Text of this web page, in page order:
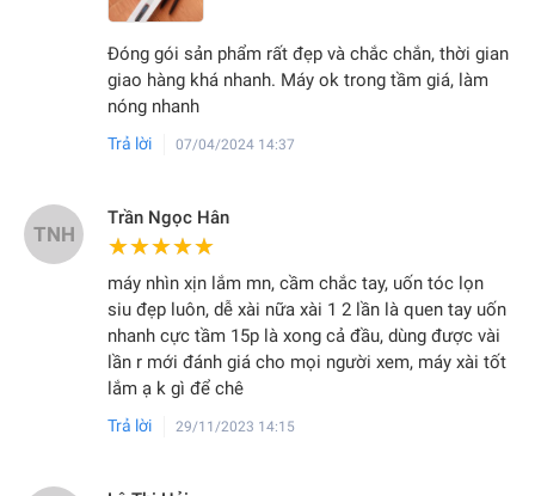
Đóng gói sản phẩm rất đẹp và chắc chắn, thời gian
giao hàng khá nhanh. Máy ok trong tầm giá, làm
nóng nhanh
Trả lời 07/04/2024 14:37
TNH
Trần Ngọc Hân
★★★★★
★★★★★
máy nhìn xịn lắm mn, cầm chắc tay, uốn tóc lọn
siu đẹp luôn, dễ xài nữa xài 1 2 lần là quen tay uốn
nhanh cực tầm 15p là xong cả đầu, dùng được vài
lần r mới đánh giá cho mọi người xem, máy xài tốt
lắm ạ k gì để chê
Trả lời 29/11/2023 14:15